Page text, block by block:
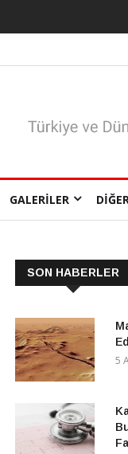
GALERILER
SON HABERLER
5